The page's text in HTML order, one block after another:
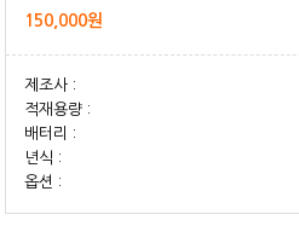
150,000원
제조사 :
적재용량 :
배터리 :
년식 :
옵션 :